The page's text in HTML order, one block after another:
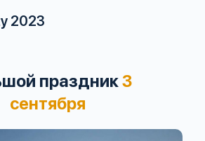
2023
праздник3
сентября